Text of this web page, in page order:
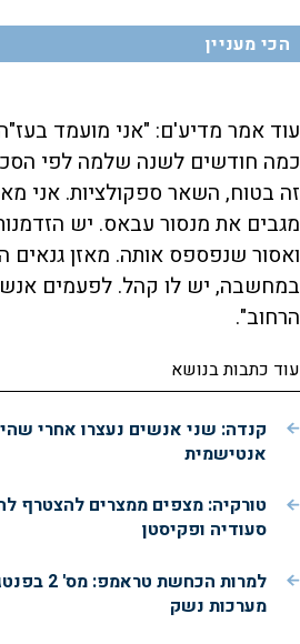
הכי מעניין
עוד אמר מדיע'ם: "אני מועמד
כמה חודשים לשנה שלמה לפי הסכם
זה בטוח, השאר ספקולציות. אני
מגבים את מנסור עבאס. יש
ואסור שנפספס אותה. מאזן גנאים
במחשבה, יש לו קהל. לפעמים
הרחוב".
עוד כתבות בנושא
קנדה: שני אנשים נעצרו אחרי
אנטישמית
טורקיה: מצפים ממצרים להצטרף
סעודיה ופקיסטן
למרות
מערכות נשק